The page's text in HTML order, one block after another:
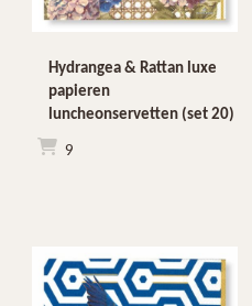
Hydrangea & Rattan luxe
papieren
luncheonservetten (set 20)
€4,99